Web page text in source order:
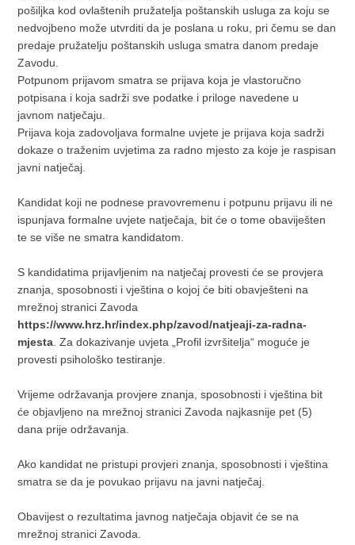
pošiljka kod ovlaštenih pružatelja poštanskih usluga za koju se
nedvojbeno može utvrditi da je poslana u roku, pri čemu se dan
predaje pružatelju poštanskih usluga smatra danom predaje
Zavodu.
Potpunom prijavom smatra se prijava koja je vlastoručno
potpisana i koja sadrži sve podatke i priloge navedene u
javnom natječaju.
Prijava koja zadovoljava formalne uvjete je prijava koja sadrži
dokaze o traženim uvjetima za radno mjesto za koje je raspisan
javni natječaj.
Kandidat koji ne podnese pravovremenu i potpunu prijavu ili ne
ispunjava formalne uvjete natječaja, bit će o tome obaviješten
te se više ne smatra kandidatom.
S kandidatima prijavljenim na natječaj provesti će se provjera
znanja, sposobnosti i vještina o kojoj će biti obavješteni na
mrežnoj stranici Zavoda
https://www.hrz.hr/index.php/zavod/natjeaji-za-radna-
mjesta . Za dokazivanje uvjeta „Profil izvršitelja“ moguće je
provesti psihološko testiranje.
Vrijeme održavanja provjere znanja, sposobnosti i vještina bit
će objavljeno na mrežnoj stranici Zavoda najkasnije pet (5)
dana prije održavanja.
Ako kandidat ne pristupi provjeri znanja, sposobnosti i vještina
smatra se da je povukao prijavu na javni natječaj.
Obavijest o rezultatima javnog natječaja objavit će se na
mrežnoj stranici Zavoda.